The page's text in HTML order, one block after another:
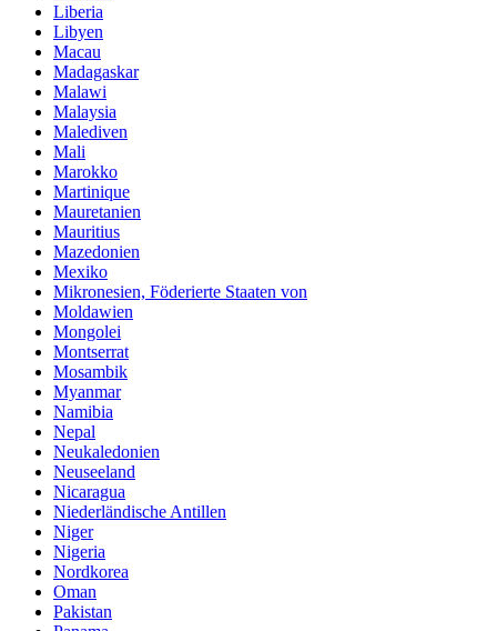
Liberia
Libyen
Macau
Madagaskar
Malawi
Malaysia
Malediven
Mali
Marokko
Martinique
Mauretanien
Mauritius
Mazedonien
Mexiko
Mikronesien, Föderierte Staaten von
Moldawien
Mongolei
Montserrat
Mosambik
Myanmar
Namibia
Nepal
Neukaledonien
Neuseeland
Nicaragua
Niederländische Antillen
Niger
Nigeria
Nordkorea
Oman
Pakistan